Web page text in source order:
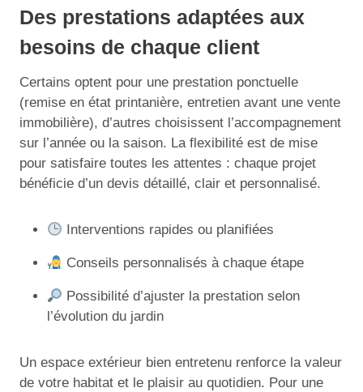
Des prestations adaptées aux
besoins de chaque client
Certains optent pour une prestation ponctuelle
(remise en état printanière, entretien avant une vente
immobilière), d’autres choisissent l’accompagnement
sur l’année ou la saison. La flexibilité est de mise
pour satisfaire toutes les attentes : chaque projet
bénéficie d’un devis détaillé, clair et personnalisé.
Interventions rapides ou planifiées
Conseils personnalisés à chaque étape
Possibilité d’ajuster la prestation selon
l’évolution du jardin
Un espace extérieur bien entretenu renforce la valeur
de votre habitat et le plaisir au quotidien. Pour une